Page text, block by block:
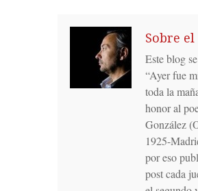
Sobre
Este blog
“Ayer fue
toda la
honor al
González
1925-
por eso
post cada